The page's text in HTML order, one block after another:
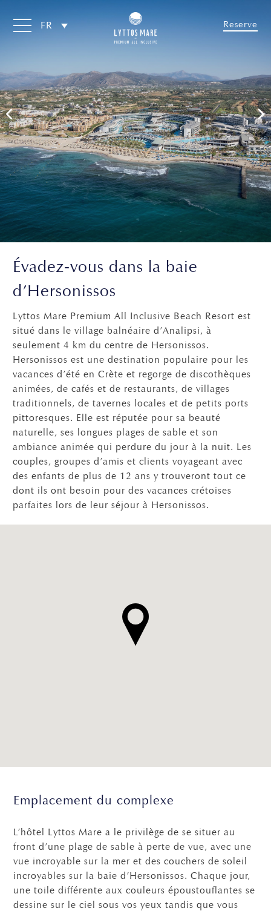
FR Reserve
Évadez-vous dans la baie
d’Hersonissos
Lyttos Mare Premium All Inclusive Beach Resort est
situé dans le village balnéaire d’Analipsi, à
seulement 4 km du centre de Hersonissos.
Hersonissos est une destination populaire pour les
vacances d’été en Crète et regorge de discothèques
animées, de cafés et de restaurants, de villages
traditionnels, de tavernes locales et de petits ports
pittoresques. Elle est réputée pour sa beauté
naturelle, ses longues plages de sable et son
ambiance animée qui perdure du jour à la nuit. Les
couples, groupes d’amis et clients voyageant avec
des enfants de plus de 12 ans y trouveront tout ce
dont ils ont besoin pour des vacances crétoises
parfaites lors de leur séjour à Hersonissos.
Emplacement du complexe
L’hôtel Lyttos Mare a le privilège de se situer au
front d’une plage de sable à perte de vue, avec une
vue incroyable sur la mer et des couchers de soleil
incroyables sur la baie d’Hersonissos. Chaque jour,
une toile différente aux couleurs époustouflantes se
dessine sur le ciel sous vos yeux tandis que vous